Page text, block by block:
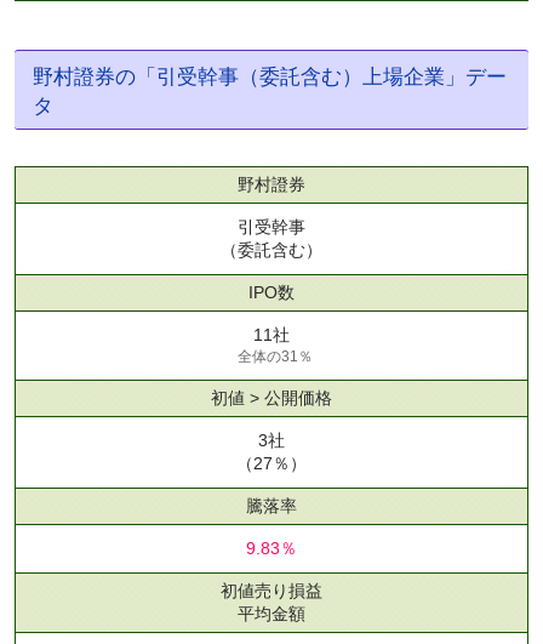
野村證券の「引受幹事（委託含む）上場企業」デー
タ
野村證券
引受幹事
（委託含む）
IPO数
11社
全体の31％
初値 > 公開価格
3社
（27％）
騰落率
9.83％
初値売り損益
平均金額